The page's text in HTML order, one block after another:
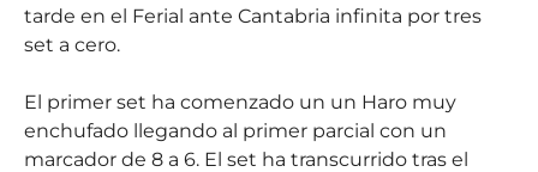
tarde en el Ferial ante Cantabria infinita por tres
set a cero.
El primer set ha comenzado un un Haro muy
enchufado llegando al primer parcial con un
marcador de 8 a 6. El set ha transcurrido tras el